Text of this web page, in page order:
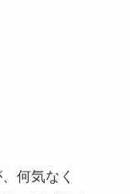
何気なく